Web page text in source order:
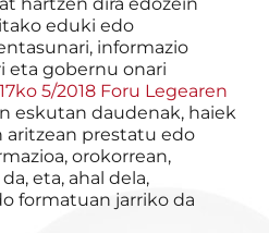
eduki edo
informazio
eta gobernu onari
5/2018 Foru Legearen
eskutan daudenak, haiek
prestatu edo
orokorrean,
eta, ahal dela,
formatuan jarriko da